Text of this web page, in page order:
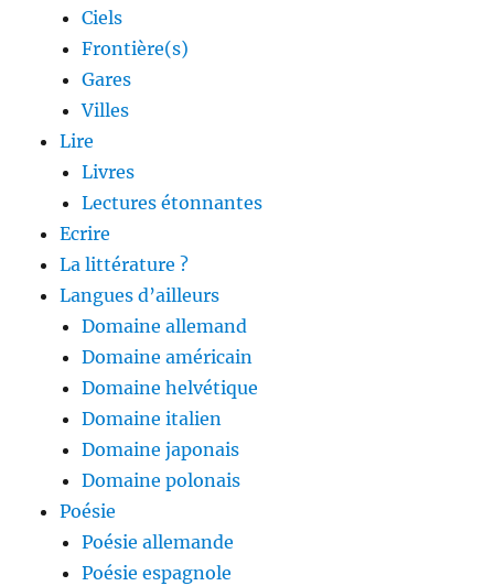
Ciels
Frontière(s)
Gares
Villes
Lire
Livres
Lectures étonnantes
Ecrire
La littérature ?
Langues d’ailleurs
Domaine allemand
Domaine américain
Domaine helvétique
Domaine italien
Domaine japonais
Domaine polonais
Poésie
Poésie allemande
Poésie espagnole